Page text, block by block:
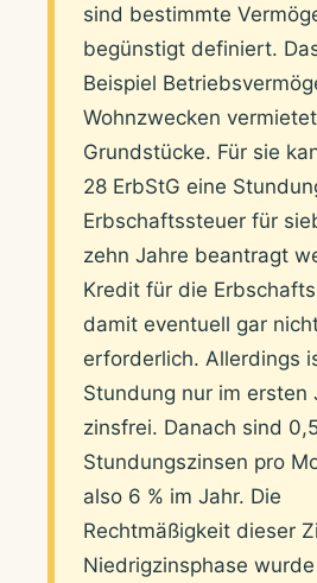
sind bestimmte
begünstigt definiert.
Beispiel
Wohnzwecken
Grundstücke. Für sie
28 ErbStG eine
Erbschaftssteuer für
zehn Jahre beantragt
Kredit für die
damit eventuell gar
erforderlich. Allerdings
Stundung nur im ersten
zinsfrei. Danach sind
Stundungszinsen pro
also 6 % im Jahr. Die
Rechtmäßigkeit dieser
Niedrigzinsphase